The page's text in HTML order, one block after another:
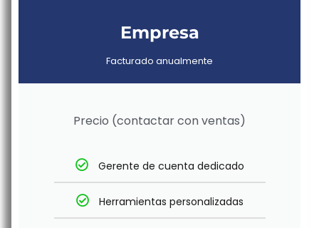
Empresa
Facturado anualmente
Precio (contactar con ventas)
Gerente de cuenta dedicado
Herramientas personalizadas